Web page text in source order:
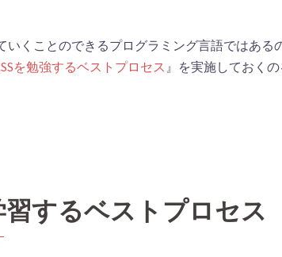
いくことのできるプログラミング言語ではある
を勉強するベストプロセス 』を実施しておくの
するベストプロセス